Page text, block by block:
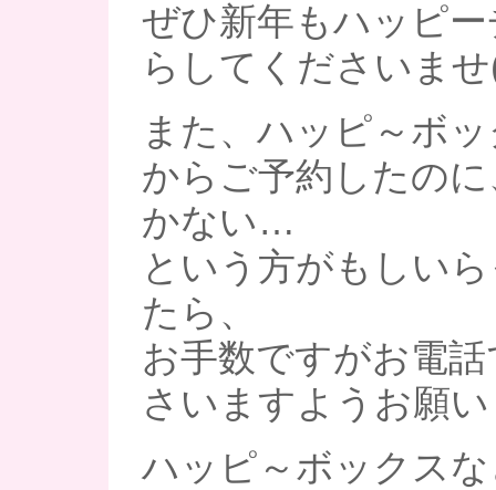
ぜひ新年もハッピ
らしてくださいま
また、ハッピ～ボ
からご予約したの
かない…
という方がもしい
たら、
お手数ですがお電
さいますようお願
ハッピ～ボックス